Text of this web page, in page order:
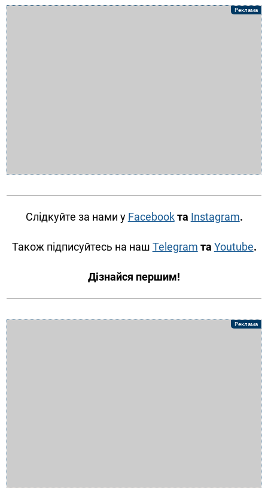
Слідкуйте за нами у Facebookта Instagram.
Також підписуйтесь на наш Telegram та Youtube.
Дізнайся першим!